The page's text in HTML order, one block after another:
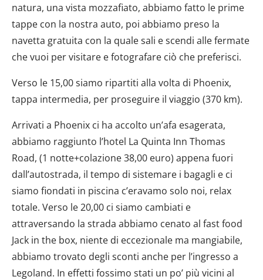
natura, una vista mozzafiato, abbiamo fatto le prime
tappe con la nostra auto, poi abbiamo preso la
navetta gratuita con la quale sali e scendi alle fermate
che vuoi per visitare e fotografare ciò che preferisci.
Verso le 15,00 siamo ripartiti alla volta di Phoenix,
tappa intermedia, per proseguire il viaggio (370 km).
Arrivati a Phoenix ci ha accolto un’afa esagerata,
abbiamo raggiunto l’hotel La Quinta Inn Thomas
Road, (1 notte+colazione 38,00 euro) appena fuori
dall’autostrada, il tempo di sistemare i bagagli e ci
siamo fiondati in piscina c’eravamo solo noi, relax
totale. Verso le 20,00 ci siamo cambiati e
attraversando la strada abbiamo cenato al fast food
Jack in the box, niente di eccezionale ma mangiabile,
abbiamo trovato degli sconti anche per l’ingresso a
Legoland. In effetti fossimo stati un po’ più vicini al